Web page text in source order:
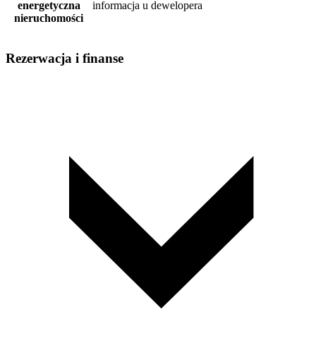
energetyczna
nieruchomości
informacja u dewelopera
Rezerwacja i finanse